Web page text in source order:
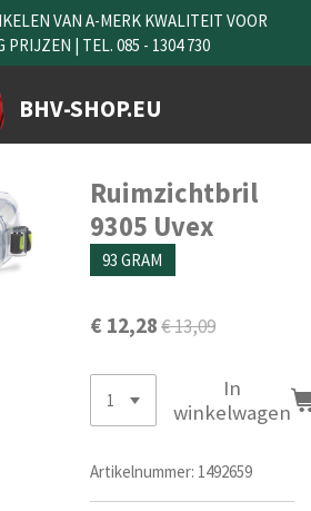
BHV-SHOP.EU
VAN A-MERK KWALITEIT VOOR
PRIJZEN | TEL. 085 - 1304 730
Ruimzichtbril
9305 Uvex
93 GRAM
€ 12,28€ 13,09
In
winkelwagen
Artikelnummer: 1492659